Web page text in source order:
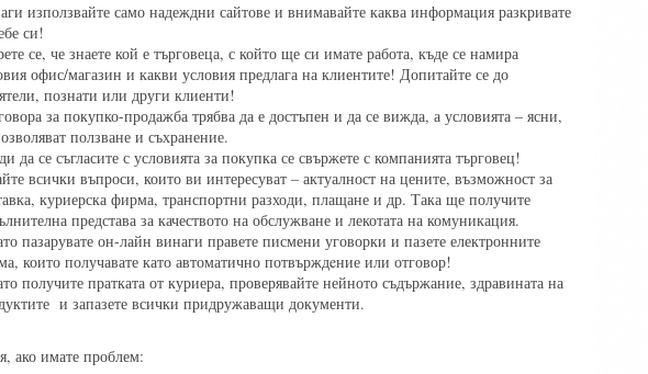
използвайте само надеждни сайтове и внимавайте каква информация разкривате
си!
се, че знаете кой е търговеца, с който ще си имате работа, къде се намира
офис/магазин и какви условия предлага на клиентите! Допитайте се до
познати или други клиенти!
за покупко-продажба трябва да е достъпен и да се вижда, а условията – ясни,
ползване и съхранение.
да се съгласите с условията за покупка се свържете с компанията търговец!
всички въпроси, които ви интересуват – актуалност на цените, възможност за
куриерска фирма, транспортни разходи, плащане и др. Така ще получите
представа за качеството на обслужване и лекотата на комуникация.
пазарувате он-лайн винаги правете писмени уговорки и пазете електронните
които получавате като автоматично потвърждeние или отговор!
получите пратката от куриера, проверявайте нейното съдържание, здравината на
и запазете всички придружаващи документи.
ако имате проблем: